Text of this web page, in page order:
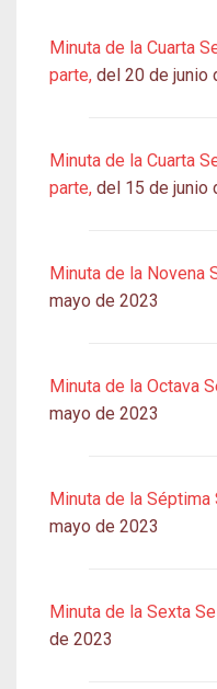
Minuta de la Cuarta
parte, del 20 de junio
Minuta de la Cuarta
parte, del 15 de junio
Minuta de la Novena
mayo de 2023
Minuta de la Octava
mayo de 2023
Minuta de la
mayo de 2023
Minuta de la Sexta
de 2023